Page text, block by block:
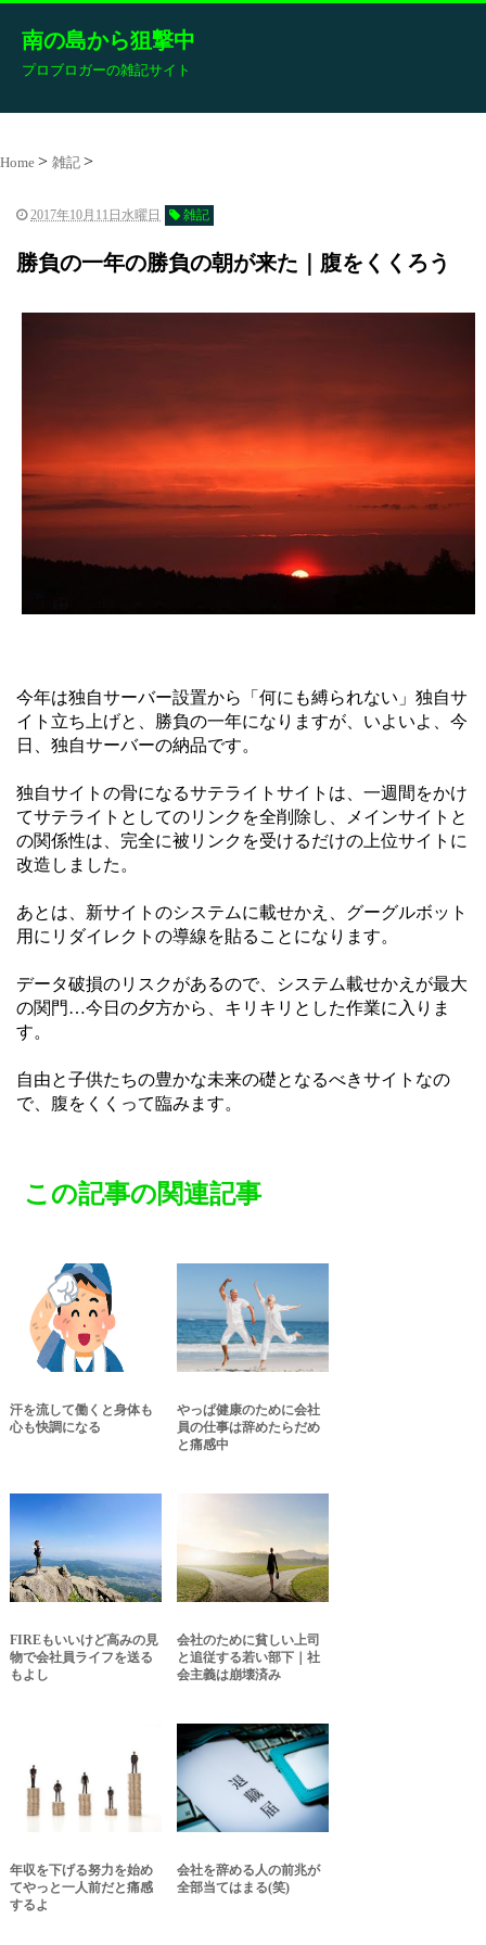
南の島から狙撃中
プロブロガーの雑記サイト
Home 雑記
2017年10月11日水曜日 雑記
勝負の一年の勝負の朝が来た｜腹をくくろう
今年は独自サーバー設置から「何にも縛られない」独自サ
イト立ち上げと、勝負の一年になりますが、いよいよ、今
日、独自サーバーの納品です。
独自サイトの骨になるサテライトサイトは、一週間をかけ
てサテライトとしてのリンクを全削除し、メインサイトと
の関係性は、完全に被リンクを受けるだけの上位サイトに
改造しました。
あとは、新サイトのシステムに載せかえ、グーグルボット
用にリダイレクトの導線を貼ることになります。
データ破損のリスクがあるので、システム載せかえが最大
の関門…今日の夕方から、キリキリとした作業に入りま
す。
自由と子供たちの豊かな未来の礎となるべきサイトなの
で、腹をくくって臨みます。
この記事の関連記事
汗を流して働くと身体も
心も快調になる
やっぱ健康のために会社
員の仕事は辞めたらだめ
と痛感中
FIREもいいけど高みの見
物で会社員ライフを送る
もよし
会社のために貧しい上司
と追従する若い部下｜社
会主義は崩壊済み
年収を下げる努力を始め
てやっと一人前だと痛感
するよ
会社を辞める人の前兆が
全部当てはまる(笑)